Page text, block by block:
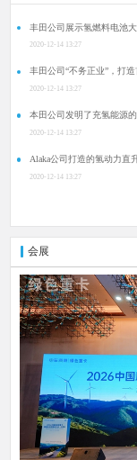
丰田公司展示氢燃料电池
2020-12-14 13:27
丰田公司“不务正业”，打
2020-12-14 13:27
本田公司发明了充氢能源
2020-12-14 13:27
Alaka公司打造的氢动力直
2020-12-14 13:27
会展